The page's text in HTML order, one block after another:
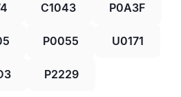
C1043 P0A3F
P0055 U0171
P2229